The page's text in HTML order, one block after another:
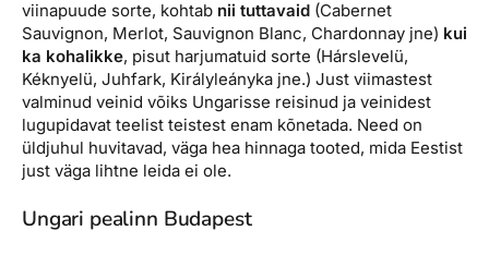
viinapuude sorte, kohtab nii tuttavaid (Cabernet
Sauvignon, Merlot, Sauvignon Blanc, Chardonnay jne) kui
ka kohalikke, pisut harjumatuid sorte (Hárslevelü,
Kéknyelü, Juhfark, Királyleányka jne.) Just viimastest
valminud veinid võiks Ungarisse reisinud ja veinidest
lugupidavat teelist teistest enam kõnetada. Need on
üldjuhul huvitavad, väga hea hinnaga tooted, mida Eestist
just väga lihtne leida ei ole.
Ungari pealinn Budapest